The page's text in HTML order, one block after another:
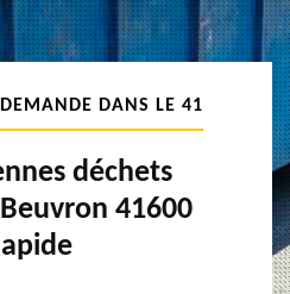
DEMANDE DANS LE 41
déchets
41600